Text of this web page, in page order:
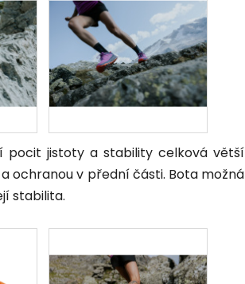
pocit jistoty a stability celková větší
ochranou v přední části. Bota možná
stabilita.